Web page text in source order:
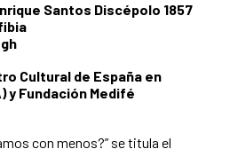
Santos Discépolo 1857
Cultural de España en
y Fundación Medifé
con menos?” se titula el